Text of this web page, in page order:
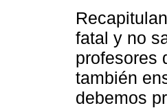
fatal y no
profesores
también
debemos